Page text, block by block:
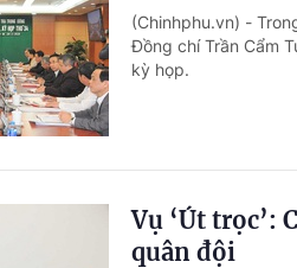
(Chinhphu.vn) -
Đồng chí Trần Cẩm
kỳ họp.
Vụ ‘Út trọc’:
quân đội